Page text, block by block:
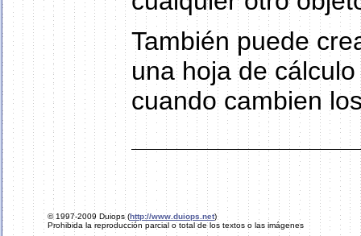
También puede
una hoja de
cuando cambien
© 1997-2009 Duiops (http://www.duiops.net)
Prohibida la reproducción parcial o total de los textos o las imágenes